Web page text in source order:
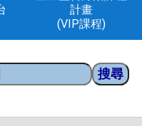
計畫
(VIP課程)